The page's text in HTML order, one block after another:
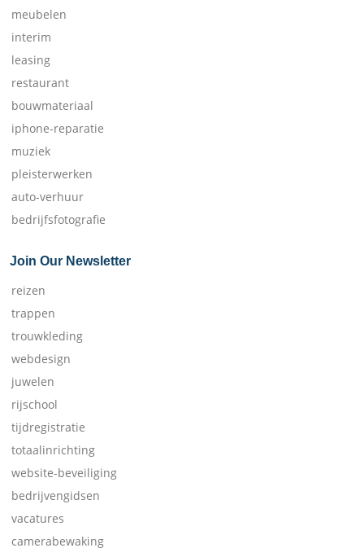
meubelen
interim
leasing
restaurant
bouwmateriaal
iphone-reparatie
muziek
pleisterwerken
auto-verhuur
bedrijfsfotografie
Join Our Newsletter
reizen
trappen
trouwkleding
webdesign
juwelen
rijschool
tijdregistratie
totaalinrichting
website-beveiliging
bedrijvengidsen
vacatures
camerabewaking